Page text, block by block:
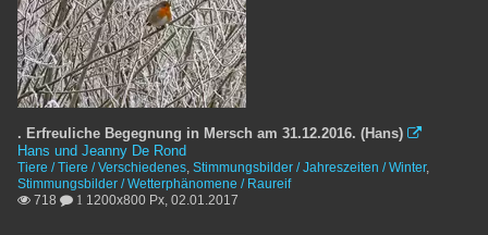
. Erfreuliche Begegnung in Mersch am 31.12.2016. (Hans) 
Hans und Jeanny De Rond
Tiere / Tiere / Verschiedenes, Stimmungsbilder / Jahreszeiten / Winter,
Stimmungsbilder / Wetterphänomene / Raureif
 718  1 1200x800 Px, 02.01.2017